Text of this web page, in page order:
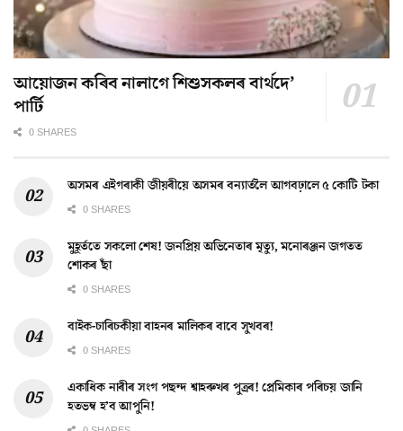
আয়োজন কৰিব নালাগে শিশুসকলৰ বাৰ্থদে’
পাৰ্টি
0 SHARES
অসমৰ এইগৰাকী জীয়ৰীয়ে অসমৰ বন্যাৰ্তলৈ আগবঢ়ালে ৫ কোটি টকা
0 SHARES
মুহূৰ্ততে সকলো শেষ! জনপ্ৰিয় অভিনেতাৰ মৃত্যু, মনোৰঞ্জন জগতত
শোকৰ ছাঁ
0 SHARES
বাইক-চাৰিচকীয়া বাহনৰ মালিকৰ বাবে সুখবৰ!
0 SHARES
একাধিক নাৰীৰ সংগ পছন্দ শ্বাহৰুখৰ পুত্ৰৰ! প্ৰেমিকাৰ পৰিচয় জানি
হতভম্ব হ’ব আপুনি!